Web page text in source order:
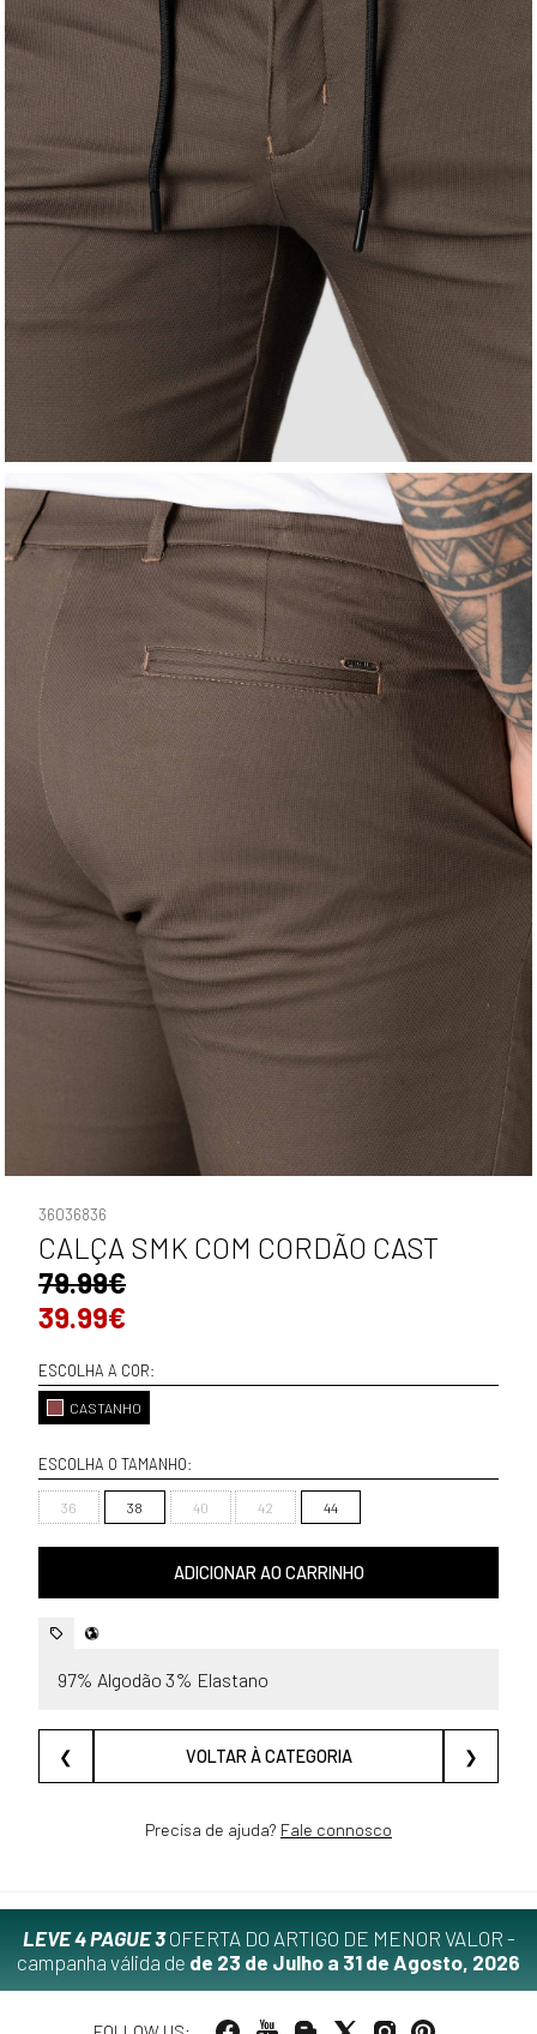
36036836
CALÇA SMK COM CORDÃO CAST
79.99€
39.99€
ESCOLHA A COR:
CASTANHO
ESCOLHA O TAMANHO:
36 38 40 42 44
ADICIONAR AO CARRINHO
97% Algodão 3% Elastano
❮ VOLTAR À CATEGORIA ❯
Precisa de ajuda? Fale connosco
LEVE 4 PAGUE 3OFERTA DO ARTIGO DE MENOR VALOR -
campanha válida de de 23 de Julho a 31 de Agosto, 2026